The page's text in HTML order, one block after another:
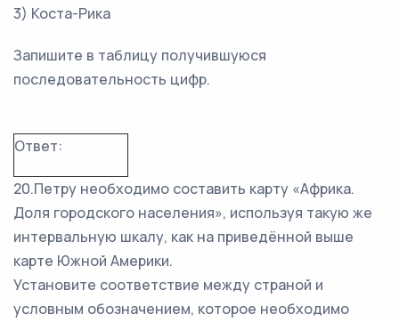
3) Коста-Рика
Запишите в таблицу получившуюся
последовательность цифр.
Ответ:
20.Петру необходимо составить карту «Африка.
Доля городского населения», используя такую же
интервальную шкалу, как на приведённой выше
карте Южной Америки.
Установите соответствие между страной и
условным обозначением, которое необходимо